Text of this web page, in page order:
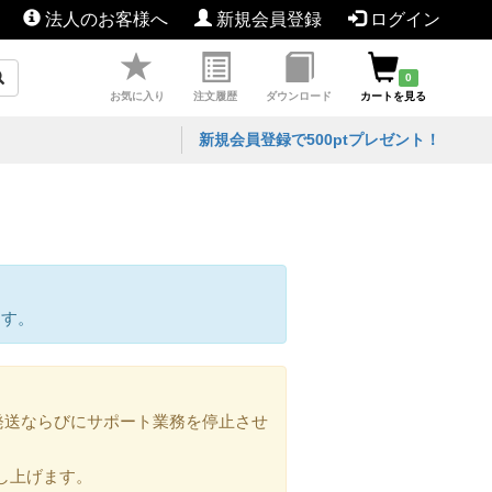
法人のお客様へ 新規会員登録 ログイン
お気に入り 注文履歴 ダウンロード
0
カートを見る
新規会員登録で500ptプレゼント！
。
ならびにサポート業務を停止させ
げます。